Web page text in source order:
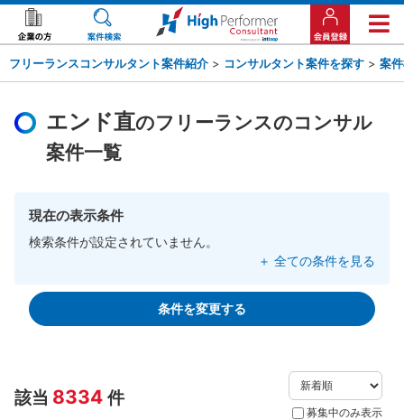
フリーランスコンサルタント案件紹介 > コンサルタント案件を探す > 案
エンド直のフリーランスのコンサル
案件一覧
現在の表示条件
検索条件が設定されていません。
＋ 全ての条件を見る
条件を変更する
該当 8334 件
募集中のみ表示